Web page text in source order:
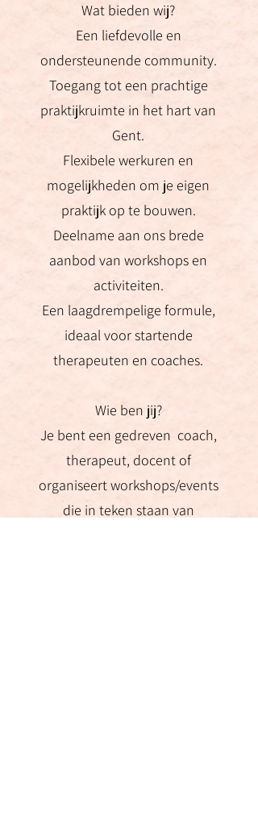
Wat bieden wij?
Een liefdevolle en
ondersteunende community.
Toegang tot een prachtige
praktijkruimte in het hart van
Gent.
Flexibele werkuren en
mogelijkheden om je eigen
praktijk op te bouwen.
Deelname aan ons brede
aanbod van workshops en
activiteiten.
Een laagdrempelige formule,
ideaal voor startende
therapeuten en coaches.
Wie ben jij?
Je bent een gedreven coach,
therapeut, docent of
organiseert workshops/events
die in teken staan van